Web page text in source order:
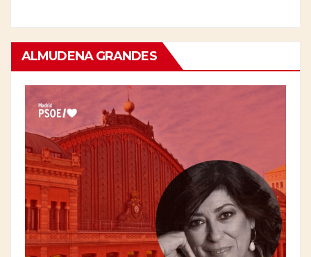
ALMUDENA GRANDES